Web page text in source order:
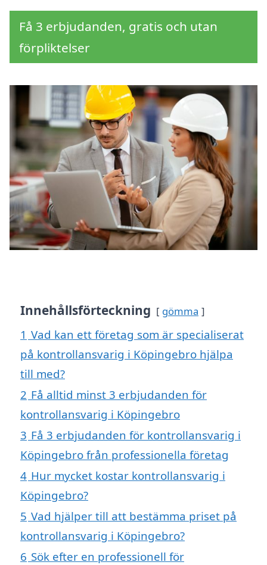
Få 3 erbjudanden, gratis och utan
förpliktelser
Innehållsförteckning gömma
1 Vad kan ett företag som är specialiserat
på kontrollansvarig i Köpingebro hjälpa
till med?
2 Få alltid minst 3 erbjudanden för
kontrollansvarig i Köpingebro
3 Få 3 erbjudanden för kontrollansvarig i
Köpingebro från professionella företag
4 Hur mycket kostar kontrollansvarig i
Köpingebro?
5 Vad hjälper till att bestämma priset på
kontrollansvarig i Köpingebro?
6 Sök efter en professionell för